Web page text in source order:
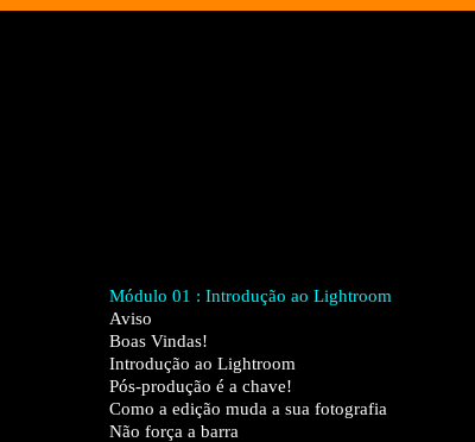
Módulo 01 : Introdução ao Lightroom
Aviso
Boas Vindas!
Introdução ao Lightroom
Pós-produção é a chave!
Como a edição muda a sua fotografia
Não força a barra